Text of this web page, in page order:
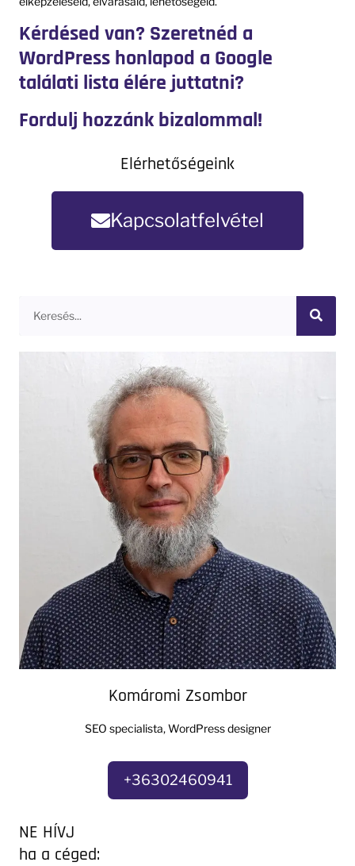
Kérdésed van? Szeretnéd a
WordPress honlapod a Google
találati lista élére juttatni?
Fordulj hozzánk bizalommal!
Elérhetőségeink
Kapcsolatfelvétel
Komáromi Zsombor
SEO specialista, WordPress designer
+36302460941
NE HÍVJ
ha a céged: